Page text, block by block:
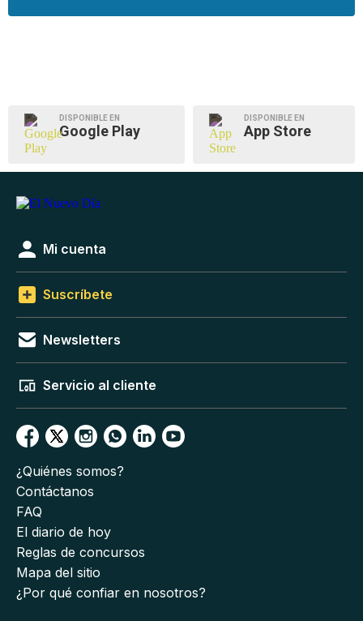
DISPONIBLE EN
Google Play
DISPONIBLE EN
App Store
Mi cuenta
Suscríbete
Newsletters
Servicio al cliente
¿Quiénes somos?
Contáctanos
FAQ
El diario de hoy
Reglas de concursos
Mapa del sitio
¿Por qué confiar en nosotros?